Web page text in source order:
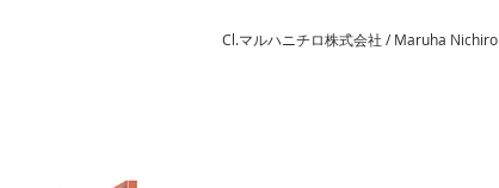
Cl.マルハニチロ株式会社 / Maruha Nichiro